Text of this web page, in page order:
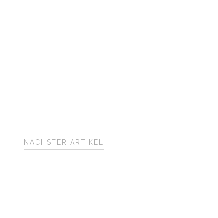
NÄCHSTER ARTIKEL